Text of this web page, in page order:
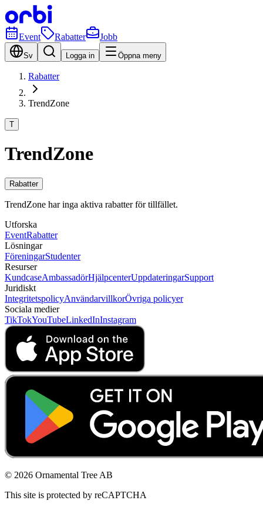
Event Rabatter Jobb
Sv Logga in Öppna meny
Rabatter
TrendZone
T
TrendZone
Rabatter
TrendZone har inga aktiva rabatter för tillfället.
Utforska
EventRabatter
Lösningar
FöreningarStudenter
Resurser
KundcaseAmbassadörHjälpcenterUppdateringarSupport
Juridiskt
IntegritetspolicyAnvändarvillkorÖvriga policyer
Sociala medier
TikTokYouTubeLinkedInInstagram
© 2026 Ornamental Tree AB
This site is protected by reCAPTCHA